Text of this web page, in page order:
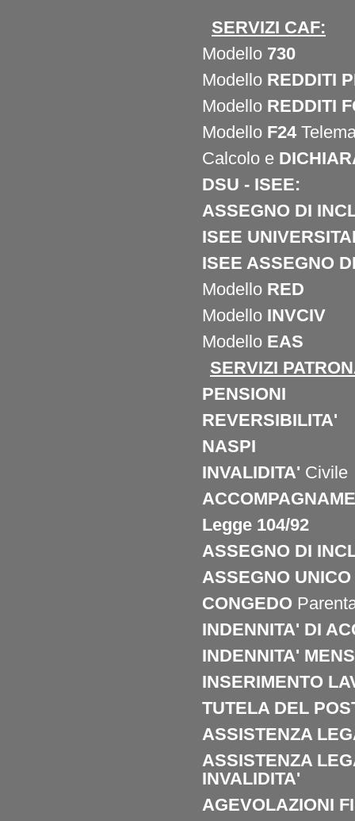
SERVIZI CAF:
Modello 730
Modello REDDITI
Modello REDDITI
Modello F24
Calcolo e
DSU - ISEE:
ASSEGNO DI
ISEE
ISEE ASSEGNO
Modello RED
Modello INVCIV
Modello EAS
SERVIZI
PENSIONI
REVERSIBILITA'
NASPI
INVALIDITA' Civile
Legge 104/92
ASSEGNO DI
ASSEGNO UNICO
CONGEDO
INDENNITA' DI
INDENNITA'
INSERIMENTO
TUTELA DEL
ASSISTENZA
ASSISTENZA
INVALIDITA'
AGEVOLAZIONI